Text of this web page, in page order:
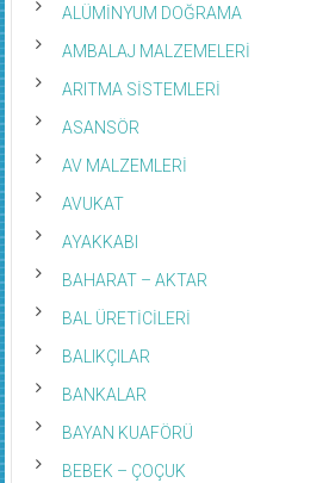
ALÜMİNYUM DOĞRAMA
AMBALAJ MALZEMELERİ
ARITMA SİSTEMLERİ
ASANSÖR
AV MALZEMLERİ
AVUKAT
AYAKKABI
BAHARAT – AKTAR
BAL ÜRETİCİLERİ
BALIKÇILAR
BANKALAR
BAYAN KUAFÖRÜ
BEBEK – ÇOÇUK